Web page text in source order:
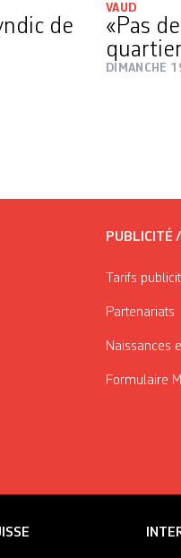
de
VAUD
«Pas
DIMANCHE
PUBLICITÉ
Tarifs
Partenariats
Naissances
Formulaire